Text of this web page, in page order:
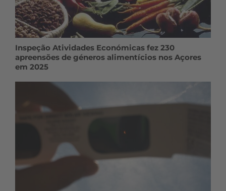
Inspeção Atividades Económicas fez 230
apreensões de géneros alimentícios nos Açores
em 2025